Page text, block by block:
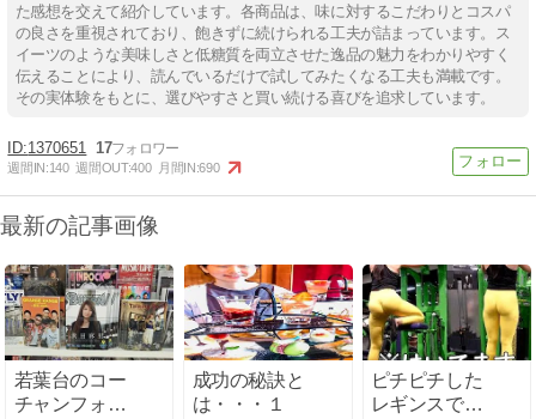
た感想を交えて紹介しています。各商品は、味に対するこだわりとコスパ
の良さを重視されており、飽きずに続けられる工夫が詰まっています。ス
イーツのような美味しさと低糖質を両立させた逸品の魅力をわかりやすく
伝えることにより、読んでいるだけで試してみたくなる工夫も満載です。
その実体験をもとに、選びやすさと買い続ける喜びを追求しています。
1370651 17
週間IN:140 週間OUT:400 月間IN:690
最新の記事画像
若葉台のコー
チャンフォー
成功の秘訣と
は・・・１
ピチピチした
レギンスでジ